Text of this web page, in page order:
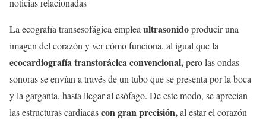
noticias relacionadas
La ecografía transesofágica empleaultrasonidoproducir una
imagen del corazón y ver cómo funciona, al igual que la
ecocardiografía transtorácica convencional,pero las ondas
sonoras se envían a través de un tubo que se presenta por la boca
y la garganta, hasta llegar al esófago. De este modo, se aprecian
las estructuras cardiacascon gran precisión,al estar el corazón